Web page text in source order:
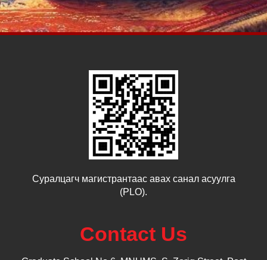
Суралцагч магистрантаас авах санал асуулга
(PLO).
Contact Us